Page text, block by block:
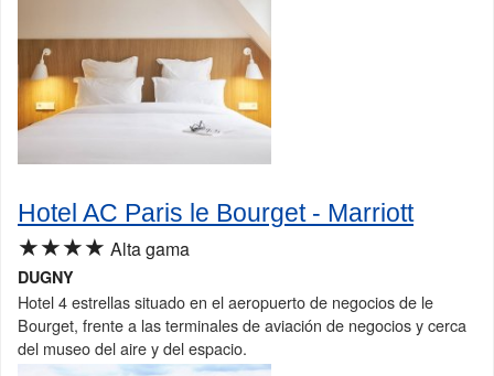
Hotel AC Paris le Bourget - Marriott
★★★★ Alta gama
DUGNY
Hotel 4 estrellas situado en el aeropuerto de negocios de le
Bourget, frente a las terminales de aviación de negocios y cerca
del museo del aire y del espacio.